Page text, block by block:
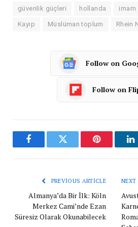
güvenlik güçleri hollanda imam
Kayıp Müslüman toplum Rhein
Follow on
Follow on
FacebookTwitter Pinterest
PREVIOUS ARTICLE
Almanya’da Bir İlk: Köln
Merkez Cami’nde Ezan
Süresiz Olarak Okunabilecek
NEXT